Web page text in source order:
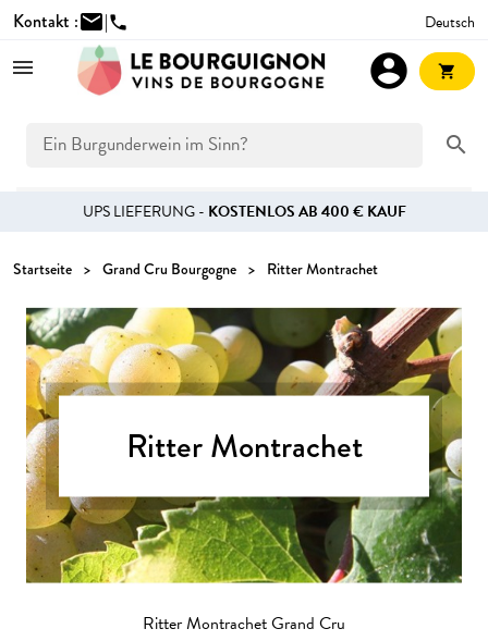
Kontakt :mail|phone Deutsch
search
account_circle shopping_cart
UPS LIEFERUNG - KOSTENLOS AB 400 € KAUF
Startseite Grand Cru Bourgogne Ritter Montrachet
Ritter Montrachet
Ritter Montrachet Grand Cru